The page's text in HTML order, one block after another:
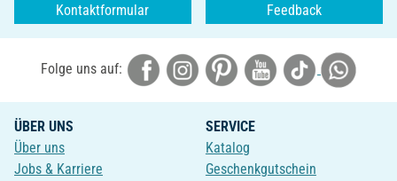
Kontaktformular Feedback
Folge uns auf:
ÜBER UNS
Über uns
Jobs & Karriere
SERVICE
Katalog
Geschenkgutschein